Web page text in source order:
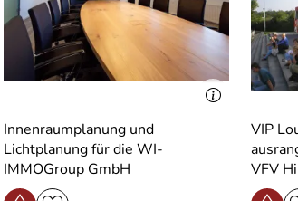
Innenraumplanung und
Lichtplanung für die WI-
IMMOGroup GmbH
VIP
VFV